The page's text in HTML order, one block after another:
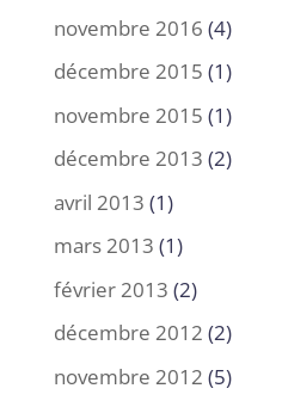
novembre 2016 (4)
décembre 2015 (1)
novembre 2015 (1)
décembre 2013 (2)
avril 2013 (1)
mars 2013 (1)
février 2013 (2)
décembre 2012 (2)
novembre 2012 (5)